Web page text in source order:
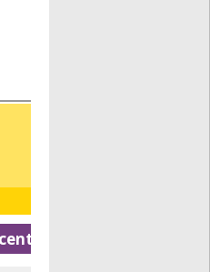
des finances